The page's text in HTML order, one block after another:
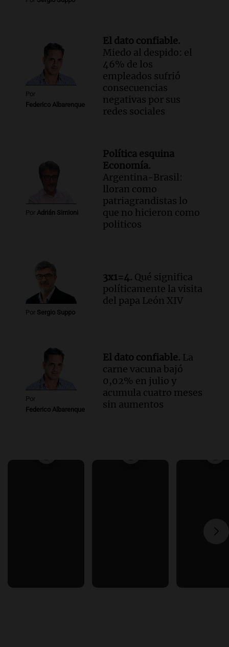
Por
Federico Albarenque
El dato confiable.
Miedo al despido: el
46% de los
empleados sufrió
consecuencias
negativas por sus
redes sociales
Por Adrián Simioni
Política esquina
Economía.
Argentina-Brasil:
lloran como
patriagrandistas lo
que no hicieron como
politicos
Por Sergio Suppo
3x1=4. Qué significa
políticamente la visita
del papa León XIV
Por
Federico Albarenque
El dato confiable. La
carne vacuna bajó
0,02% en julio y
acumula cuatro meses
sin aumentos